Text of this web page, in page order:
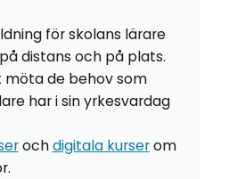
för skolans lärare
distans och på plats.
de behov som
har i sin yrkesvardag
ochdigitala kurserom